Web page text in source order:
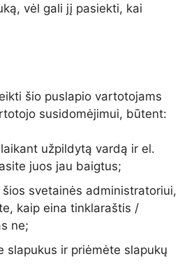
vėl gali jį pasiekti, kai
šio puslapio vartotojams
susidomėjimui, būtent:
užpildytą vardą ir el.
juos jau baigtus;
svetainės administratoriui,
kaip eina tinklaraštis /
ne;
slapukus ir priėmėte slapukų